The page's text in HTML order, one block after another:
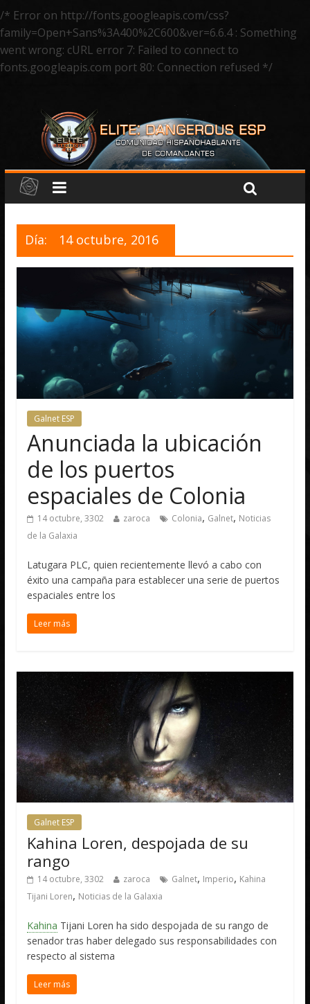
/* Error on http://fonts.googleapis.com/css?
family=Open+Sans%3A400%2C600&ver=6.6.4 : Something
went wrong: cURL error 7: Failed to connect to
fonts.googleapis.com port 80: Connection refused */
Día: 14 octubre, 2016
Galnet ESP
Anunciada la ubicación
de los puertos
espaciales de Colonia
14 octubre, 3302 zaroca Colonia, Galnet, Noticias
de la Galaxia
Latugara PLC, quien recientemente llevó a cabo con
éxito una campaña para establecer una serie de puertos
espaciales entre los
Leer más
Galnet ESP
Kahina Loren, despojada de su
rango
14 octubre, 3302 zaroca Galnet, Imperio, Kahina
Tijani Loren, Noticias de la Galaxia
Kahina Tijani Loren ha sido despojada de su rango de
senador tras haber delegado sus responsabilidades con
respecto al sistema
Leer más